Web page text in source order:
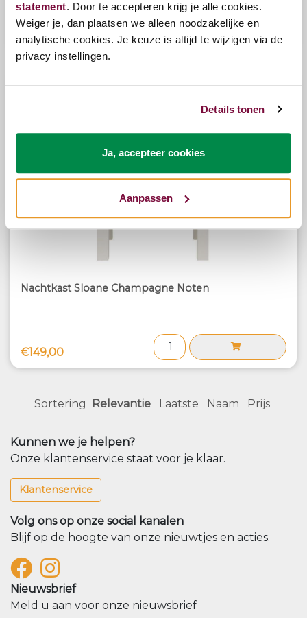
statement. Door te accepteren krijg je alle cookies.
Weiger je, dan plaatsen we alleen noodzakelijke en
analytische cookies. Je keuze is altijd te wijzigen via de
privacy instellingen.
Details tonen
Ja, accepteer cookies
Aanpassen
€149,00
Nachtkast Sloane Champagne Noten
€149,00
Sortering Relevantie Laatste Naam Prijs
Kunnen we je helpen?
Onze klantenservice staat voor je klaar.
Klantenservice
Volg ons op onze social kanalen
Blijf op de hoogte van onze nieuwtjes en acties.
Nieuwsbrief
Meld u aan voor onze nieuwsbrief